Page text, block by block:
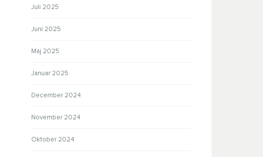
Juli 2025
Juni 2025
Maj 2025
Januar 2025
December 2024
November 2024
Oktober 2024